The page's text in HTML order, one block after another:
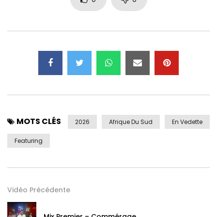
MOTS CLÉS 2026 Afrique Du Sud En Vedette
Featuring
Vidéo Précédente